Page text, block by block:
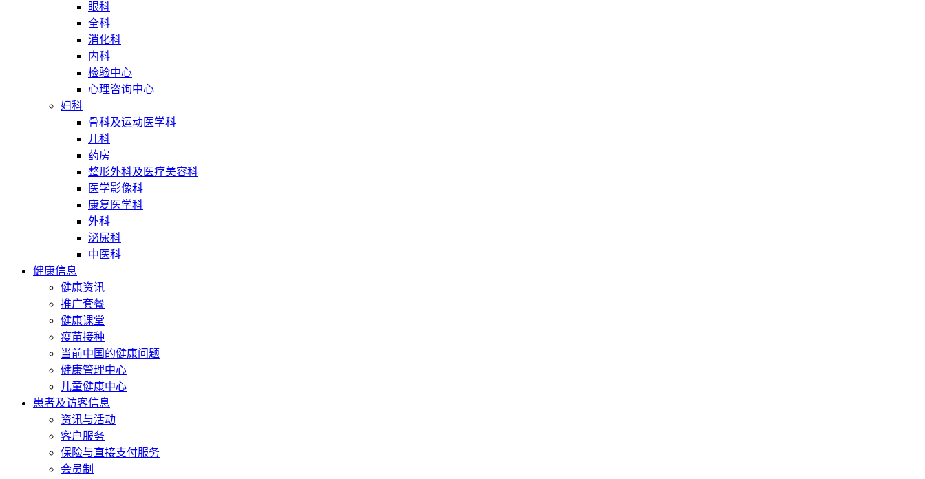
眼科
全科
消化科
内科
检验中心
心理咨询中心
妇科
骨科及运动医学科
儿科
药房
整形外科及医疗美容科
医学影像科
康复医学科
外科
泌尿科
中医科
健康信息
健康资讯
推广套餐
健康课堂
疫苗接种
当前中国的健康问题
健康管理中心
儿童健康中心
患者及访客信息
资讯与活动
客户服务
保险与直接支付服务
会员制